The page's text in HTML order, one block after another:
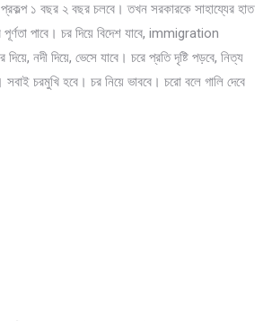
১ বছর ২ বছর চলবে। তখন সরকারকে সাহায্যের হাত
পূর্ণতা পাবে। চর দিয়ে বিদেশ যাবে, immigration
নদী দিয়ে, ভেসে যাবে। চরে প্রতি দৃষ্টি পড়বে, নিত্য
চরমুখি হবে। চর নিয়ে ভাববে। চরো বলে গালি দেবে